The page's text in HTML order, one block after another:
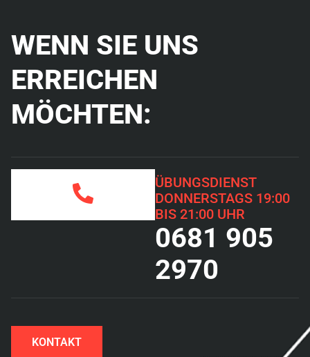
WENN SIE UNS
ERREICHEN
MÖCHTEN:
ÜBUNGSDIENST
DONNERSTAGS 19:00
BIS 21:00 UHR
0681 905
2970
KONTAKT